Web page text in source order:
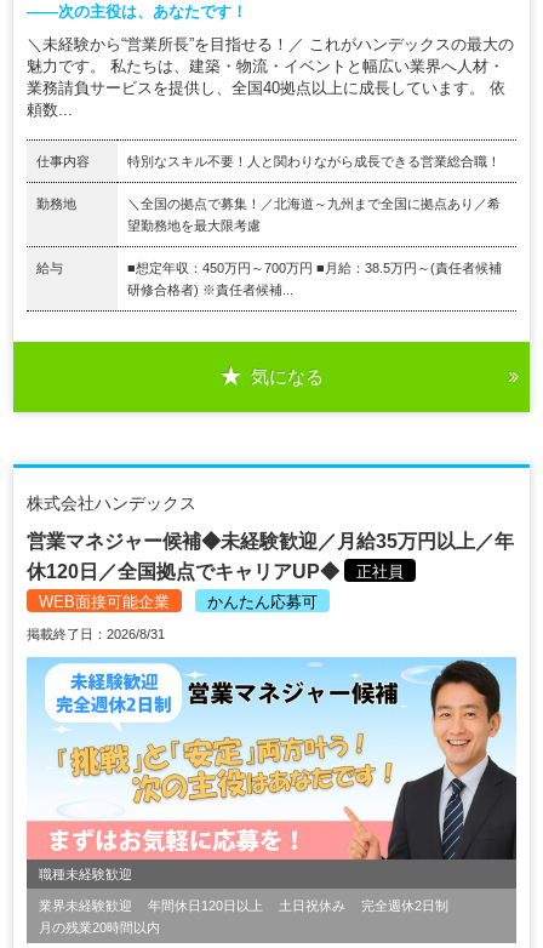
——次の主役は、あなたです！
＼未経験から“営業所長”を目指せる！／ これがハンデックスの最大の
魅力です。 私たちは、建築・物流・イベントと幅広い業界へ人材・
業務請負サービスを提供し、全国40拠点以上に成長しています。 依
頼数...
仕事内容 特別なスキル不要！人と関わりながら成長できる営業総合職！
勤務地
＼全国の拠点で募集！／北海道～九州まで全国に拠点あり／希
望勤務地を最大限考慮
給与
■想定年収：450万円～700万円 ■月給：38.5万円～(責任者候補
研修合格者) ※責任者候補...
気になる
株式会社ハンデックス
営業マネジャー候補◆未経験歓迎／月給35万円以上／年
休120日／全国拠点でキャリアUP◆
正社員
WEB面接可能企業
かんたん応募可
掲載終了日：2026/8/31
職種未経験歓迎
業界未経験歓迎 年間休日120日以上 土日祝休み
完全週休2日制
月の残業20時間以内